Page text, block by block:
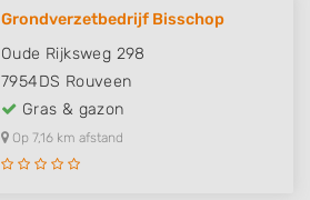
Grondverzetbedrijf Bisschop
Oude Rijksweg 298
7954DS Rouveen
Gras & gazon
Op 7,16 km afstand